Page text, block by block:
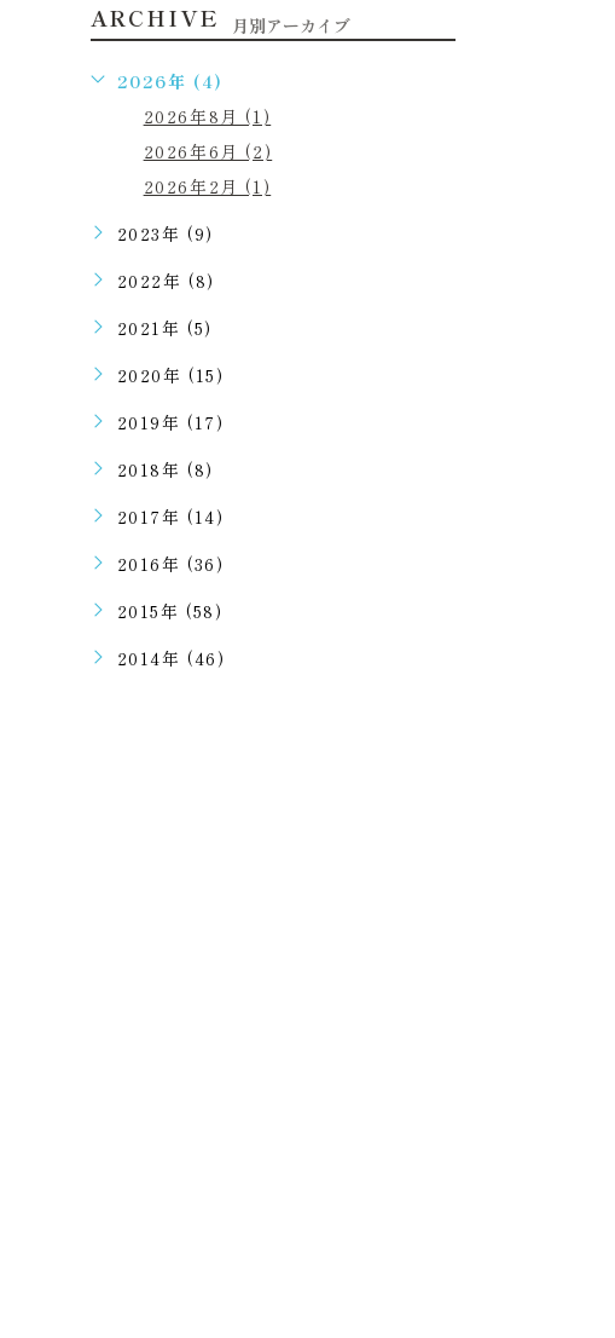
ARCHIVE 月別アーカイブ
2026年 (4)
2026年8月 (1)
2026年6月 (2)
2026年2月 (1)
2023年 (9)
2022年 (8)
2021年 (5)
2020年 (15)
2019年 (17)
2018年 (8)
2017年 (14)
2016年 (36)
2015年 (58)
2014年 (46)